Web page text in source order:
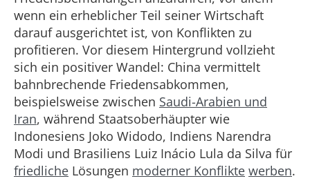
wenn ein erheblicher Teil seiner Wirtschaft
darauf ausgerichtet ist, von Konflikten zu
profitieren. Vor diesem Hintergrund vollzieht
sich ein positiver Wandel: China vermittelt
bahnbrechende Friedensabkommen,
beispielsweise zwischen Saudi-Arabien und
Iran, während Staatsoberhäupter wie
Indonesiens Joko Widodo, Indiens Narendra
Modi und Brasiliens Luiz Inácio Lula da Silva für
friedliche Lösungen moderner Konflikte werben.